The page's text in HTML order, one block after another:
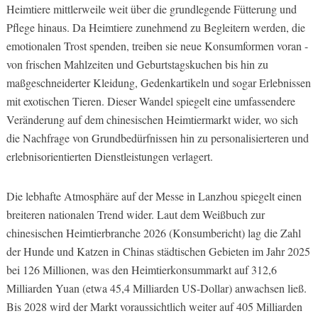
Heimtiere mittlerweile weit über die grundlegende Fütterung und
Pflege hinaus. Da Heimtiere zunehmend zu Begleitern werden, die
emotionalen Trost spenden, treiben sie neue Konsumformen voran -
von frischen Mahlzeiten und Geburtstagskuchen bis hin zu
maßgeschneiderter Kleidung, Gedenkartikeln und sogar Erlebnissen
mit exotischen Tieren. Dieser Wandel spiegelt eine umfassendere
Veränderung auf dem chinesischen Heimtiermarkt wider, wo sich
die Nachfrage von Grundbedürfnissen hin zu personalisierteren und
erlebnisorientierten Dienstleistungen verlagert.
Die lebhafte Atmosphäre auf der Messe in Lanzhou spiegelt einen
breiteren nationalen Trend wider. Laut dem Weißbuch zur
chinesischen Heimtierbranche 2026 (Konsumbericht) lag die Zahl
der Hunde und Katzen in Chinas städtischen Gebieten im Jahr 2025
bei 126 Millionen, was den Heimtierkonsummarkt auf 312,6
Milliarden Yuan (etwa 45,4 Milliarden US-Dollar) anwachsen ließ.
Bis 2028 wird der Markt voraussichtlich weiter auf 405 Milliarden